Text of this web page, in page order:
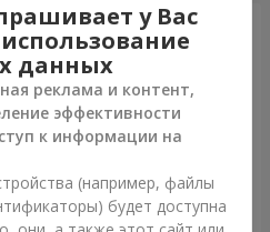
у Вас
данных
реклама и контент,
эффективности
к информации на
(например, файлы
будет доступна